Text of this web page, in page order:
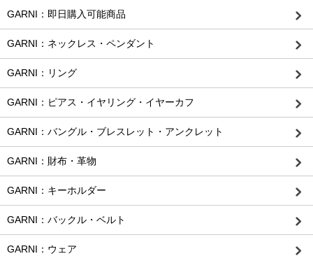
GARNI：即日購入可能商品
GARNI：ネックレス・ペンダント
GARNI：リング
GARNI：ピアス・イヤリング・イヤーカフ
GARNI：バングル・ブレスレット・アンクレット
GARNI：財布・革物
GARNI：キーホルダー
GARNI：バックル・ベルト
GARNI：ウェア